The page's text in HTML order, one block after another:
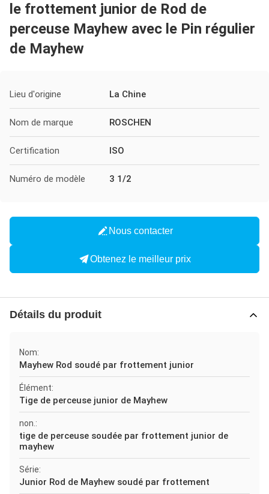
le frottement junior de Rod de
perceuse Mayhew avec le Pin régulier
de Mayhew
Lieu d'origine La Chine
Nom de marque ROSCHEN
Certification ISO
Numéro de modèle 3 1/2
Nous contacter
Obtenez le meilleur prix
Détails du produit
Nom:
Mayhew Rod soudé par frottement junior
Élément:
Tige de perceuse junior de Mayhew
non.:
tige de perceuse soudée par frottement junior de
mayhew
Série:
Junior Rod de Mayhew soudé par frottement